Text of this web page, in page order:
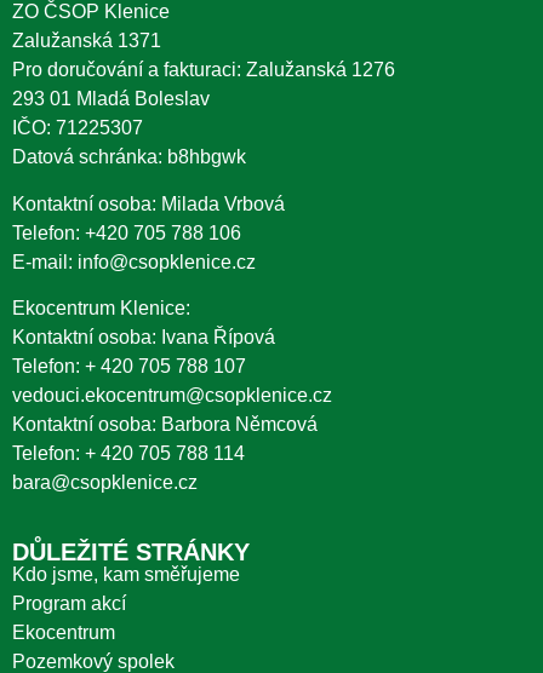
ZO ČSOP Klenice
Zalužanská 1371
Pro doručování a fakturaci: Zalužanská 1276
293 01 Mladá Boleslav
IČO: 71225307
Datová schránka: b8hbgwk
Kontaktní osoba: Milada Vrbová
Telefon: +420 705 788 106
E-mail: info@csopklenice.cz
Ekocentrum Klenice:
Kontaktní osoba: Ivana Řípová
Telefon: + 420 705 788 107
vedouci.ekocentrum@csopklenice.cz
Kontaktní osoba: Barbora Němcová
Telefon: + 420 705 788 114
bara@csopklenice.cz
DŮLEŽITÉ STRÁNKY
Kdo jsme, kam směřujeme
Program akcí
Ekocentrum
Pozemkový spolek